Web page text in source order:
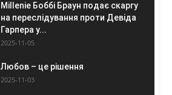
Millenie Боббі Браун подає скаргу
на переслідування проти Девіда
Гарпера у...
2025-11-05
Любов – це рішення
2025-11-03